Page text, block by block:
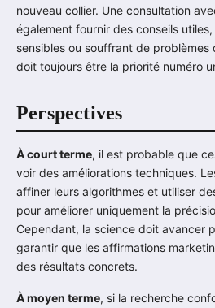
nouveau collier. Une consultation
également fournir des conseils
sensibles ou souffrant de problèmes
doit toujours être la priorité numéro
Perspectives
À court terme, il est probable que
voir des améliorations techniques.
affiner leurs algorithmes et utiliser
pour améliorer uniquement la
Cependant, la science doit avancer
garantir que les affirmations
des résultats concrets.
À moyen terme, si la recherche